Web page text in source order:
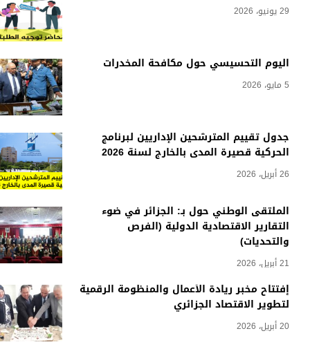
29 يونيو، 2026
اليوم التحسيسي حول مكافحة المخدرات
5 مايو، 2026
جدول تقييم المترشحين الإداريين لبرنامج
الحركية قصيرة المدى بالخارج لسنة 2026
26 أبريل، 2026
الملتقى الوطني حول بـ: الجزائر في ضوء
التقارير الاقتصادية الدولية (الفرص
والتحديات)
21 أبريل، 2026
إفتتاح مخبر ريادة الأعمال والمنظومة الرقمية
لتطوير الاقتصاد الجزائري
20 أبريل، 2026